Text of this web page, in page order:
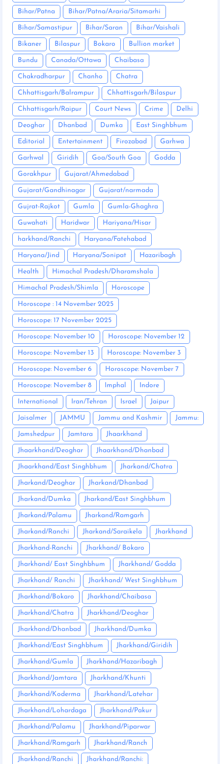
Bihar/Patna Bihar/Patna/Araria/Sitamarhi
Bihar/Samastipur Bihar/Saran Bihar/Vaishali
Bikaner Bilaspur Bokaro Bullion market
Bundu Canada/Ottawa Chaibasa
Chakradharpur Chanho Chatra
Chhattisgarh/Balrampur Chhattisgarh/Bilaspur
Chhattisgarh/Raipur Court News Crime Delhi
Deoghar Dhanbad Dumka East Singhbhum
Editorial Entertainment Firozabad Garhwa
Garhwal Giridih Goa/South Goa Godda
Gorakhpur Gujarat/Ahmedabad
Gujarat/Gandhinagar Gujarat/narmada
Gujrat-Rajkot Gumla Gumla-Ghaghra
Guwahati Haridwar Hariyana/Hisar
harkhand/Ranchi Haryana/Fatehabad
Haryana/Jind Haryana/Sonipat Hazaribagh
Health Himachal Pradesh/Dharamshala
Himachal Pradesh/Shimla Horoscope
Horoscope : 14 November 2025
Horoscope: 17 November 2025
Horoscope: November 10 Horoscope: November 12
Horoscope: November 13 Horoscope: November 3
Horoscope: November 6 Horoscope: November 7
Horoscope: November 8 Imphal Indore
International Iran/Tehran Israel Jaipur
Jaisalmer JAMMU Jammu and Kashmir Jammu:
Jamshedpur Jamtara Jhaarkhand
Jhaarkhand/Deoghar Jhaarkhand/Dhanbad
Jhaarkhand/East Singhbhum Jharkand/Chatra
Jharkand/Deoghar Jharkand/Dhanbad
Jharkand/Dumka Jharkand/East Singhbhum
Jharkand/Palamu Jharkand/Ramgarh
Jharkand/Ranchi Jharkand/Saraikela Jharkhand
Jharkhand-Ranchi Jharkhand/ Bokaro
Jharkhand/ East Singhbhum Jharkhand/ Godda
Jharkhand/ Ranchi Jharkhand/ West Singhbhum
Jharkhand/Bokaro Jharkhand/Chaibasa
Jharkhand/Chatra Jharkhand/Deoghar
Jharkhand/Dhanbad Jharkhand/Dumka
Jharkhand/East Singhbhum Jharkhand/Giridih
Jharkhand/Gumla Jharkhand/Hazaribagh
Jharkhand/Jamtara Jharkhand/Khunti
Jharkhand/Koderma Jharkhand/Latehar
Jharkhand/Lohardaga Jharkhand/Pakur
Jharkhand/Palamu Jharkhand/Piparwar
Jharkhand/Ramgarh Jharkhand/Ranch
Jharkhand/Ranchi Jharkhand/Ranchi: